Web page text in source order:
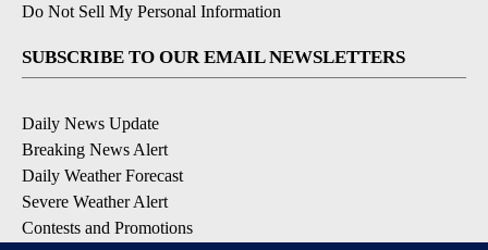
Do Not Sell My Personal Information
SUBSCRIBE TO OUR EMAIL NEWSLETTERS
Daily News Update
Breaking News Alert
Daily Weather Forecast
Severe Weather Alert
Contests and Promotions